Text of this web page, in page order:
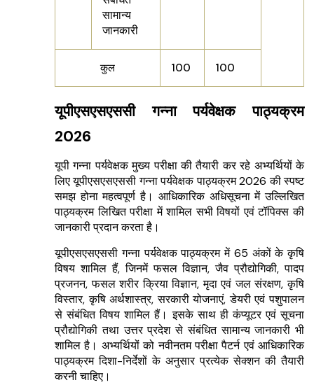
सामान्य
जानकारी
कुल 100 100
यूपीएसएसएससी गन्ना पर्यवेक्षक पाठ्यक्रम
2026
यूपी गन्ना पर्यवेक्षक मुख्य परीक्षा की तैयारी कर रहे अभ्यर्थियों के
लिए यूपीएसएसएससी गन्ना पर्यवेक्षक पाठ्यक्रम 2026 की स्पष्ट
समझ होना महत्वपूर्ण है। आधिकारिक अधिसूचना में उल्लिखित
पाठ्यक्रम लिखित परीक्षा में शामिल सभी विषयों एवं टॉपिक्स की
जानकारी प्रदान करता है।
यूपीएसएसएससी गन्ना पर्यवेक्षक पाठ्यक्रम में 65 अंकों के कृषि
विषय शामिल हैं, जिनमें फसल विज्ञान, जैव प्रौद्योगिकी, पादप
प्रजनन, फसल शरीर क्रिया विज्ञान, मृदा एवं जल संरक्षण, कृषि
विस्तार, कृषि अर्थशास्त्र, सरकारी योजनाएं, डेयरी एवं पशुपालन
से संबंधित विषय शामिल हैं। इसके साथ ही कंप्यूटर एवं सूचना
प्रौद्योगिकी तथा उत्तर प्रदेश से संबंधित सामान्य जानकारी भी
शामिल है। अभ्यर्थियों को नवीनतम परीक्षा पैटर्न एवं आधिकारिक
पाठ्यक्रम दिशा-निर्देशों के अनुसार प्रत्येक सेक्शन की तैयारी
करनी चाहिए।